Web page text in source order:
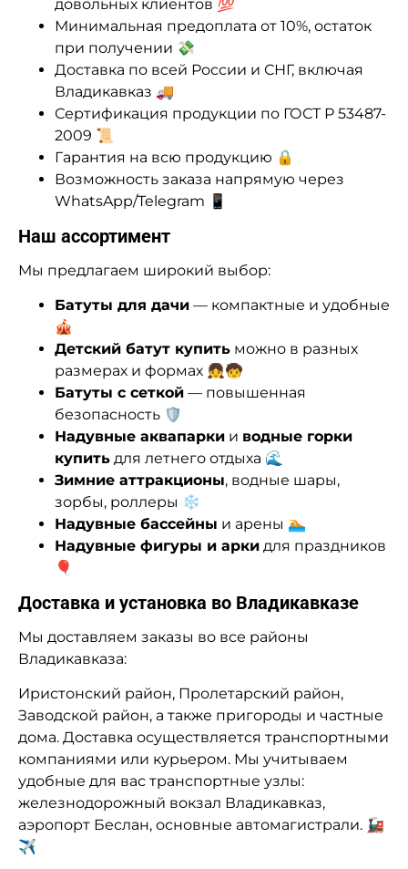
довольных клиентов 💯
Минимальная предоплата от 10%, остаток
при получении 💸
Доставка по всей России и СНГ, включая
Владикавказ 🚚
Сертификация продукции по ГОСТ Р 53487-
2009 📜
Гарантия на всю продукцию 🔒
Возможность заказа напрямую через
WhatsApp/Telegram 📱
Наш ассортимент
Мы предлагаем широкий выбор:
Батуты для дачи — компактные и удобные
🎪
Детский батут купить можно в разных
размерах и формах 👧🧒
Батуты с сеткой — повышенная
безопасность 🛡️
Надувные аквапарки и водные горки
купить для летнего отдыха 🌊
Зимние аттракционы, водные шары,
зорбы, роллеры ❄️
Надувные бассейны и арены 🏊
Надувные фигуры и арки для праздников
🎈
Доставка и установка во Владикавказе
Мы доставляем заказы во все районы
Владикавказа:
Иристонский район, Пролетарский район,
Заводской район, а также пригороды и частные
дома. Доставка осуществляется транспортными
компаниями или курьером. Мы учитываем
удобные для вас транспортные узлы:
железнодорожный вокзал Владикавказ,
аэропорт Беслан, основные автомагистрали. 🚂
✈️